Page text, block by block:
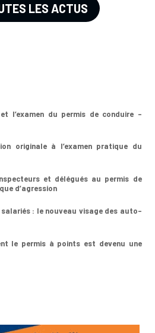
LES ACTUS
l’examen du permis de conduire –
originale à l’examen pratique du
et délégués au permis de
d’agression
: le nouveau visage des auto-
le permis à points est devenu une